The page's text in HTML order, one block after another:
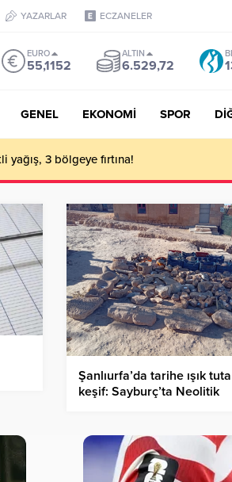
YAZARLAR ECZANELER
EURO
55,1152
ALTIN
6.529,72
GENEL EKONOMİ SPOR
3 bölgeye fırtına!
Şanlıurfa’da tarihe ışık
keşif: Sayburç’ta Neolitik